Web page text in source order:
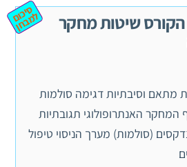
שיטות מחקר
ס
יכ
ום ל
מ
ב
ח
ן
מתאם וסיבתיות דגימה סולמות
האנתרופולוגי תגובתיות
(סולמות) מערך הניסוי טיפול